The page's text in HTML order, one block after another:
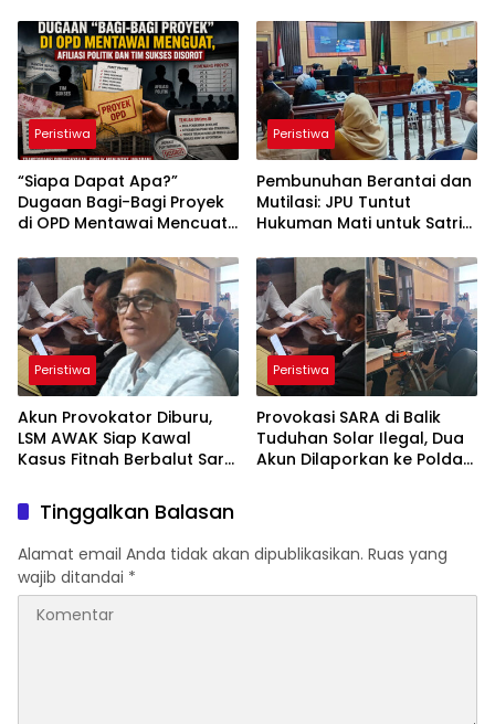
Hukum? “
Peristiwa
“Siapa Dapat Apa?”
Dugaan Bagi-Bagi Proyek
di OPD Mentawai Mencuat,
Afiliasi Politik Disebut
Peristiwa
Pembunuhan Berantai dan
Mutilasi: JPU Tuntut
Hukuman Mati untuk Satria
Peristiwa
Akun Provokator Diburu,
LSM AWAK Siap Kawal
Kasus Fitnah Berbalut Sara
Peristiwa
Provokasi SARA di Balik
Tuduhan Solar Ilegal, Dua
Akun Dilaporkan ke Polda
Tinggalkan Balasan
Alamat email Anda tidak akan dipublikasikan. Ruas yang
wajib ditandai *